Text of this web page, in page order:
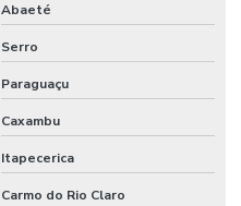
Abaeté
Serro
Paraguaçu
Caxambu
Itapecerica
Carmo do Rio Claro